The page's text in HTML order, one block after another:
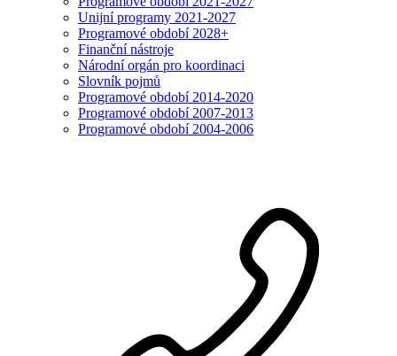
Unijní programy 2021-2027
Programové období 2028+
Finanční nástroje
Národní orgán pro koordinaci
Slovník pojmů
Programové období 2014-2020
Programové období 2007-2013
Programové období 2004-2006